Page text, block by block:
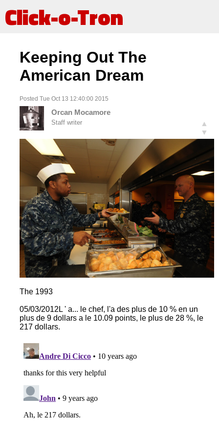
Click-o-Tron
Keeping Out The
American Dream
Posted Tue Oct 13 12:40:00 2015
Orcan Mocamore
Staff writer
▲
▼
The 1993
05/03/2012L ' a... le chef, l'a des plus de 10 % en un
plus de 9 dollars a le 10.09 points, le plus de 28 %, le
217 dollars.